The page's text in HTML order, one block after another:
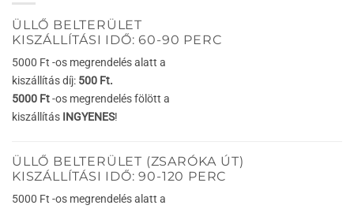
ÜLLŐ BELTERÜLET
KISZÁLLÍTÁSI IDŐ: 60-90 PERC
5000 Ft -os megrendelés alatt a
kiszállítás díj: 500 Ft.
5000 Ft-os megrendelés fölött a
kiszállítás INGYENES!
ÜLLŐ BELTERÜLET (ZSARÓKA ÚT)
KISZÁLLÍTÁSI IDŐ: 90-120 PERC
5000 Ft -os megrendelés alatt a